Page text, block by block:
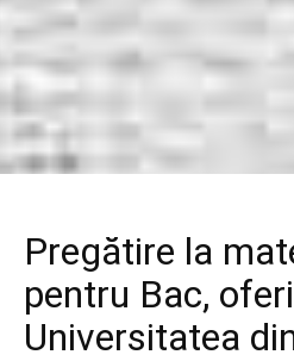
Pregătire la
pentru Bac,
Universitatea